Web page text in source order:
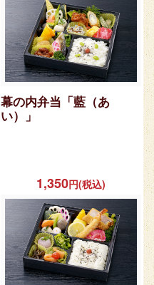
幕の内弁当「藍（あ
い）」
1,350円(税込)